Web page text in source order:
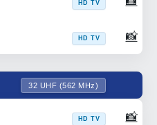
HD TV
HD TV 📸
32 UHF (562 MHz)
HD TV 📸